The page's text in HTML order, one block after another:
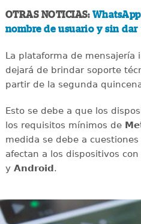
OTRAS NOTICIAS:
nombre de usuario y sin dar
La plataforma de mensajería
dejará de brindar soporte
partir de la segunda
Esto se debe a que los
los requisitos mínimos de
medida se debe a
afectan a los dispositivos
y Android .